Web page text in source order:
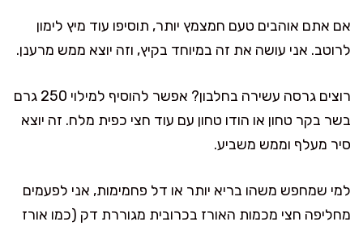
אם אתם אוהבים טעם חמצמץ יותר, תוסיפו עוד מיץ לימון
לרוטב. אני עושה את זה במיוחד בקיץ, וזה יוצא ממש מרענן.
רוצים גרסה עשירה בחלבון? אפשר להוסיף למילוי 250 גרם
בשר בקר טחון או הודו טחון עם עוד חצי כפית מלח. זה יוצא
סיר מעלף וממש משביע.
למי שמחפש משהו בריא יותר או דל פחמימות, אני לפעמים
מחליפה חצי מכמות האורז בכרובית מגוררת דק (כמו אורז